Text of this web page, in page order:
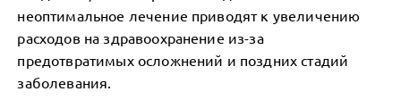
неоптимальное лечение приводят к увеличению
расходов на здравоохранение из-за
предотвратимых осложнений и поздних стадий
заболевания.